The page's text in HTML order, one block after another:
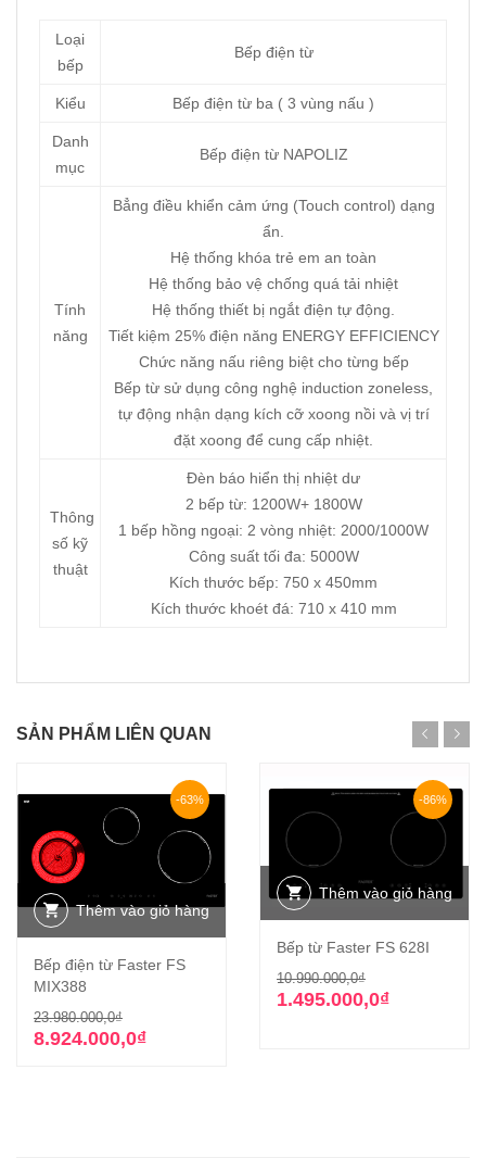
Loại
bếp
Bếp điện từ
Kiểu Bếp điện từ ba ( 3 vùng nấu )
Danh
mục
Bếp điện từ NAPOLIZ
Tính
năng
Bẳng điều khiển cảm ứng (Touch control) dạng
ẩn.
Hệ thống khóa trẻ em an toàn
Hệ thống bảo vệ chống quá tải nhiệt
Hệ thống thiết bị ngắt điện tự động.
Tiết kiệm 25% điện năng ENERGY EFFICIENCY
Chức năng nấu riêng biệt cho từng bếp
Bếp từ sử dụng công nghệ induction zoneless,
tự động nhận dạng kích cỡ xoong nồi và vị trí
đặt xoong để cung cấp nhiệt.
Thông
số kỹ
thuật
Đèn báo hiển thị nhiệt dư
2 bếp từ: 1200W+ 1800W
1 bếp hồng ngoại: 2 vòng nhiệt: 2000/1000W
Công suất tối đa: 5000W
Kích thước bếp: 750 x 450mm
Kích thước khoét đá: 710 x 410 mm
SẢN PHẨM LIÊN QUAN
-63%
Thêm vào giỏ hàng
Bếp điện từ Faster FS
MIX388
23.980.000,0₫Giá
gốc
8.924.000,0₫
Giá
hiện
-86%
Thêm vào giỏ hàng
Bếp từ Faster FS 628I
10.990.000,0₫Giá
gốc
1.495.000,0₫
Giá
hiện